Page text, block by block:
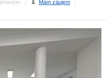
Mám záujem